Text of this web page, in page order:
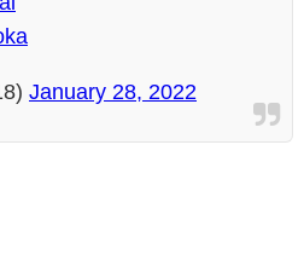
January 28, 2022